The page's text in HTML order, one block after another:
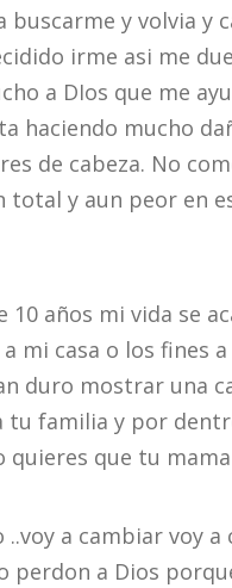
buscarme y volvia y
irme asi me
a DIos que me
haciendo mucho
de cabeza. No
total y aun peor en
10 años mi vida se
mi casa o los fines
duro mostrar una
tu familia y por
quieres que tu
a cambiar voy a
perdon a Dios